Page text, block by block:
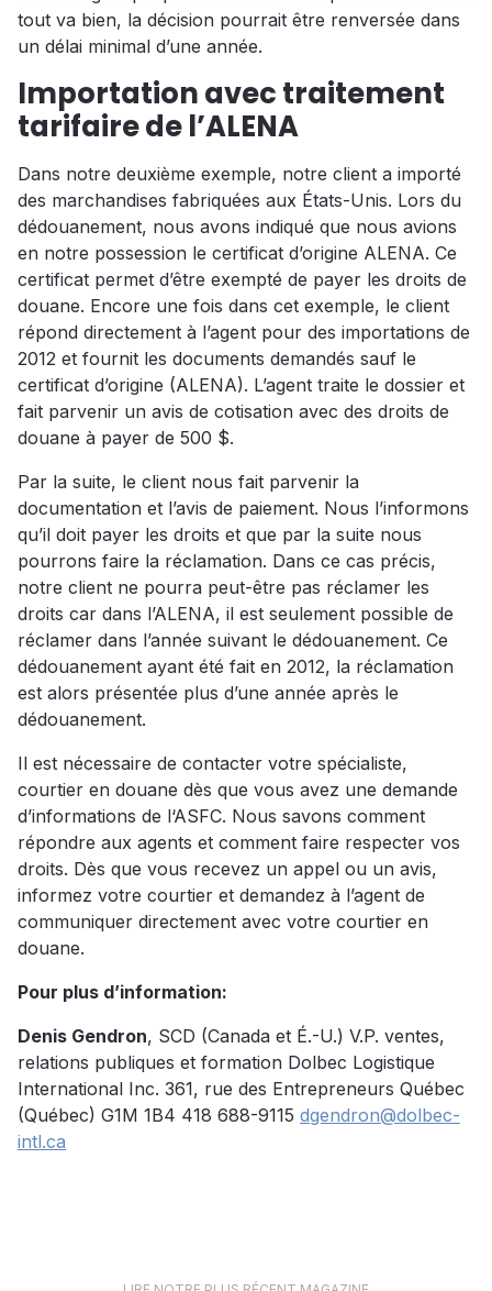
tout va bien, la décision pourrait être renversée dans
un délai minimal d’une année.
Importation avec traitement
tarifaire de l’ALENA
Dans notre deuxième exemple, notre client a importé
des marchandises fabriquées aux États-Unis. Lors du
dédouanement, nous avons indiqué que nous avions
en notre possession le certificat d’origine ALENA. Ce
certificat permet d’être exempté de payer les droits de
douane. Encore une fois dans cet exemple, le client
répond directement à l’agent pour des importations de
2012 et fournit les documents demandés sauf le
certificat d’origine (ALENA). L’agent traite le dossier et
fait parvenir un avis de cotisation avec des droits de
douane à payer de 500 $.
Par la suite, le client nous fait parvenir la
documentation et l’avis de paiement. Nous l’informons
qu’il doit payer les droits et que par la suite nous
pourrons faire la réclamation. Dans ce cas précis,
notre client ne pourra peut-être pas réclamer les
droits car dans l’ALENA, il est seulement possible de
réclamer dans l’année suivant le dédouanement. Ce
dédouanement ayant été fait en 2012, la réclamation
est alors présentée plus d’une année après le
dédouanement.
Il est nécessaire de contacter votre spécialiste,
courtier en douane dès que vous avez une demande
d’informations de l‘ASFC. Nous savons comment
répondre aux agents et comment faire respecter vos
droits. Dès que vous recevez un appel ou un avis,
informez votre courtier et demandez à l’agent de
communiquer directement avec votre courtier en
douane.
Pour plus d’information:
Denis Gendron, SCD (Canada et É.-U.) V.P. ventes,
relations publiques et formation Dolbec Logistique
International Inc. 361, rue des Entrepreneurs Québec
(Québec) G1M 1B4 418 688-9115 dgendron@dolbec-
intl.ca